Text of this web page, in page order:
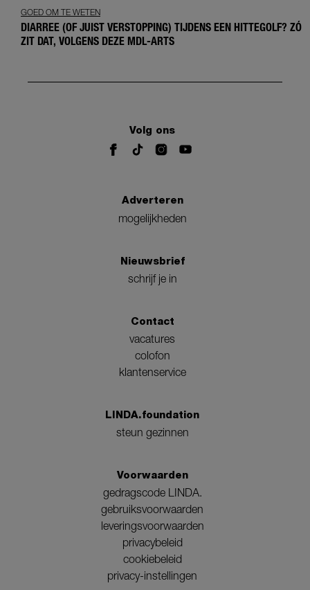
GOED OM TE WETEN
DIARREE (OF JUIST VERSTOPPING) TIJDENS EEN HITTEGOLF? ZÓ
ZIT DAT, VOLGENS DEZE MDL-ARTS
Volg ons
Adverteren
mogelijkheden
Nieuwsbrief
schrijf je in
Contact
vacatures
colofon
klantenservice
LINDA.foundation
steun gezinnen
Voorwaarden
gedragscode LINDA.
gebruiksvoorwaarden
leveringsvoorwaarden
privacybeleid
cookiebeleid
privacy-instellingen